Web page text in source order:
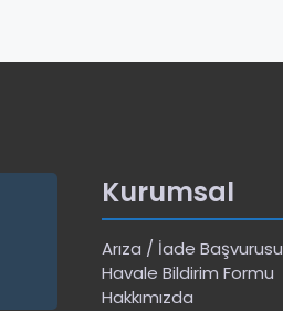
Kurumsal
Arıza / İade Başvurusu
Havale Bildirim Formu
Hakkımızda